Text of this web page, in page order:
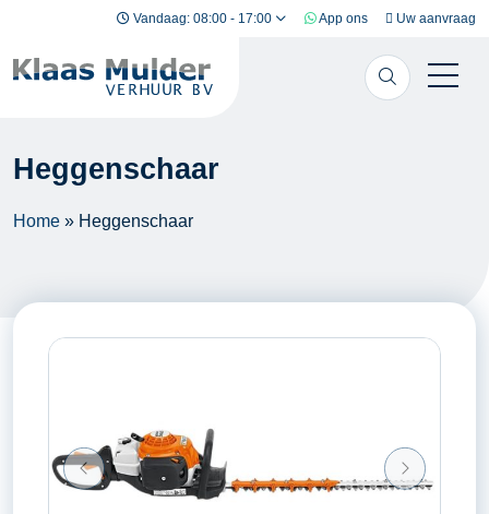
Ga naar inhoud Vandaag: 08:00 - 17:00 App ons Uw aanvraag
Heggenschaar
Home » Heggenschaar